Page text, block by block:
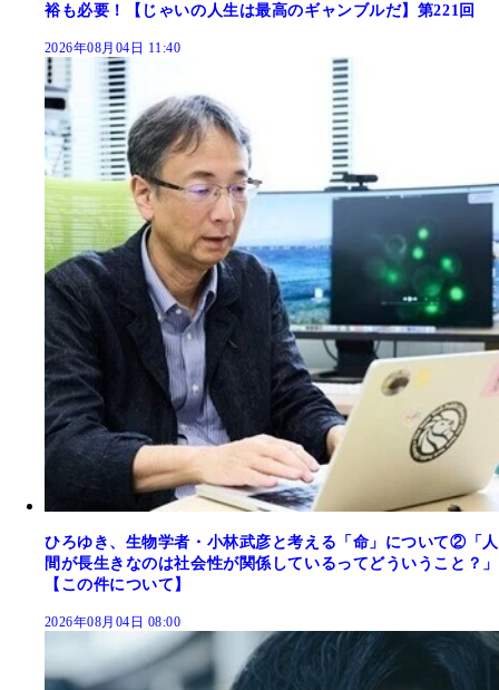
裕も必要！【じゃいの人生は最高のギャンブルだ】第221回
2026年08月04日 11:40
ひろゆき、生物学者・小林武彦と考える「命」について②「人
間が長生きなのは社会性が関係しているってどういうこと？」
【この件について】
2026年08月04日 08:00